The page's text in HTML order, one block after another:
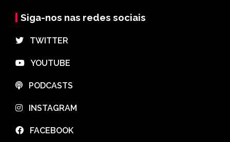
Siga-nos nas redes sociais
⠀TWITTER
⠀YOUTUBE
⠀PODCASTS
⠀INSTAGRAM
⠀FACEBOOK